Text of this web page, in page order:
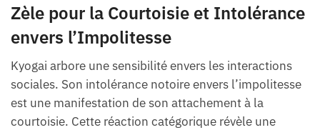
Zèle pour la Courtoisie et Intolérance
envers l’Impolitesse
Kyogai arbore une sensibilité envers les interactions
sociales. Son intolérance notoire envers l’impolitesse
est une manifestation de son attachement à la
courtoisie. Cette réaction catégorique révèle une